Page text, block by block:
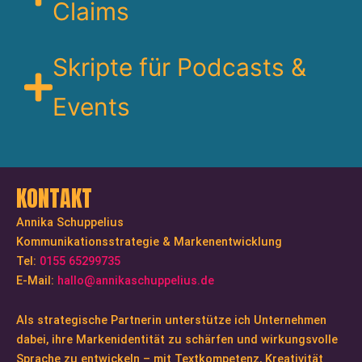
Claims
Skripte für Podcasts &
Events​
KONTAKT
Annika Schuppelius
Kommunikationsstrategie & Markenentwicklung
Tel: 0155 65299735
E-Mail: hallo@annikaschuppelius.de
Als strategische Partnerin unterstütze ich Unternehmen
dabei, ihre Markenidentität zu schärfen und wirkungsvolle
Sprache zu entwickeln – mit Textkompetenz, Kreativität